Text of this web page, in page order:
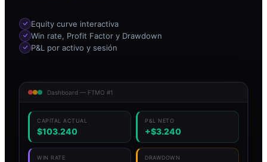
Equity curve interactiva
Win rate, Profit Factor y Drawdown
P&L por activo y sesión
Dashboard — FTMO #1
CAPITAL ACTUAL
$103.240
P&L NETO
+$3.240
WIN RATE DRAWDOWN